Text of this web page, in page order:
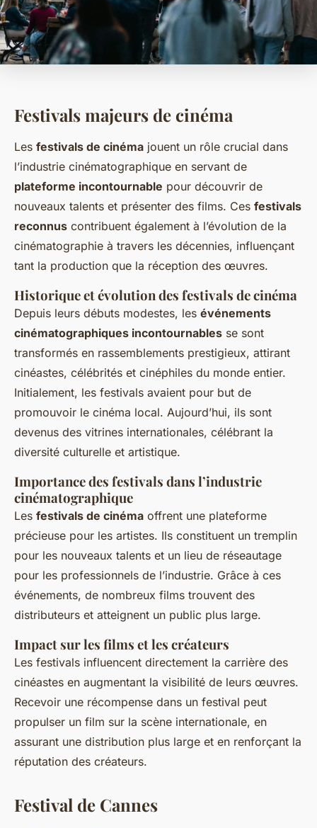
Festivals majeurs de cinéma
Les festivals de cinéma jouent un rôle crucial dans
l’industrie cinématographique en servant de
plateforme incontournable pour découvrir de
nouveaux talents et présenter des films. Ces festivals
reconnus contribuent également à l’évolution de la
cinématographie à travers les décennies, influençant
tant la production que la réception des œuvres.
Historique et évolution des festivals de cinéma
Depuis leurs débuts modestes, les événements
cinématographiques incontournables se sont
transformés en rassemblements prestigieux, attirant
cinéastes, célébrités et cinéphiles du monde entier.
Initialement, les festivals avaient pour but de
promouvoir le cinéma local. Aujourd’hui, ils sont
devenus des vitrines internationales, célébrant la
diversité culturelle et artistique.
Importance des festivals dans l’industrie
cinématographique
Les festivals de cinéma offrent une plateforme
précieuse pour les artistes. Ils constituent un tremplin
pour les nouveaux talents et un lieu de réseautage
pour les professionnels de l’industrie. Grâce à ces
événements, de nombreux films trouvent des
distributeurs et atteignent un public plus large.
Impact sur les films et les créateurs
Les festivals influencent directement la carrière des
cinéastes en augmentant la visibilité de leurs œuvres.
Recevoir une récompense dans un festival peut
propulser un film sur la scène internationale, en
assurant une distribution plus large et en renforçant la
réputation des créateurs.
Festival de Cannes